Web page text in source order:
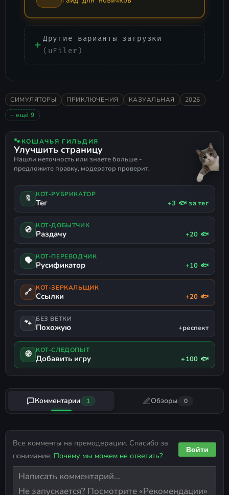
Другие варианты загрузки
(uFiler)
СИМУЛЯТОРЫ ПРИКЛЮЧЕНИЯ КАЗУАЛЬНАЯ
2026
В ОСНОВНОМ ПОЛОЖИТЕЛЬНЫЕ
НЕСКОЛЬКО КОНЦОВОК
ТАЙМ-МЕНЕДЖМЕНТ
РОМАНТИКА
СИМУЛЯТОР РАБОТЫ
ПОДДЕРЖКА ГЕЙМПАДА
+ ещё 9
🐾КОШАЧЬЯ ГИЛЬДИЯ
Улучшить страницу
Нашли неточность или знаете больше -
предложите правку, модератор проверит.
🔖 КОТ-РУБРИКАТОР
Тег +3 🐟 за тег
💿 КОТ-ДОБЫТЧИК
Раздачу +20 🐟
🗣 КОТ-ПЕРЕВОДЧИК
Русификатор +10 🐟
🔗 КОТ-ЗЕРКАЛЬЩИК
Ссылки +20 🐟
🐾 БЕЗ ВЕТКИ
Похожую +респект
🧭 КОТ-СЛЕДОПЫТ
Добавить игру +100 🐟
Комментарии 1 Обзоры 0
Все комменты на премодерации. Спасибо за
понимание. Почему мы можем не ответить?
Войти